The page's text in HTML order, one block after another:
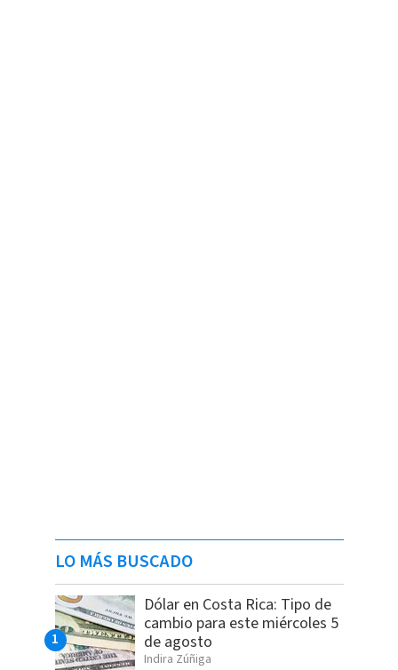
LO MÁS BUSCADO
Dólar en Costa Rica: Tipo de
cambio para este miércoles 5
de agosto
Indira Zúñiga